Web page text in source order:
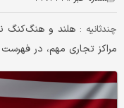
چندثانیه :هلند و هنگ‌کنگ
مراکز تجاری مهم، در فهرست